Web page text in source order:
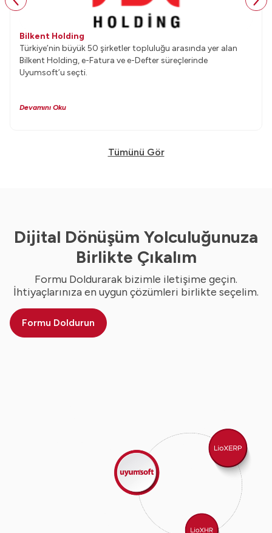
Bilkent Holding
Türkiye’nin büyük 50 şirketler topluluğu arasında yer alan
Bilkent Holding, e-Fatura ve e-Defter süreçlerinde
Uyumsoft’u seçti.
Devamını Oku
Tümünü Gör
Dijital Dönüşüm Yolculuğunuza
Birlikte Çıkalım
Formu Doldurarak bizimle iletişime geçin.
İhtiyaçlarınıza en uygun çözümleri birlikte seçelim.
Formu Doldurun